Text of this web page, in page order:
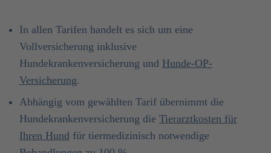
In allen Tarifen handelt es sich um eine
Vollversicherung inklusive
Hundekrankenversicherung und Hunde-OP-
Versicherung.
Abhängig vom gewählten Tarif übernimmt die
Hundekrankenversicherung die Tierarztkosten für
Ihren Hund für tiermedizinisch notwendige